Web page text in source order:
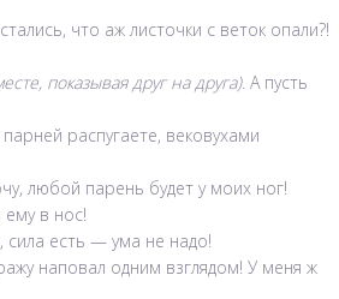
что аж листочки с веток опали?!
показывая друг на друга). А пусть
распугаете, вековухами
любой парень будет у моих ног!
в нос!
сила есть — ума не надо!
наповал одним взглядом! У меня ж